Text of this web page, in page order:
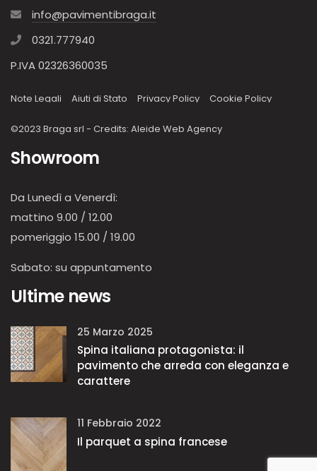
info@pavimentibraga.it
0321.777940
P.IVA 02326360035
Note Legali Aiuti di Stato Privacy Policy Cookie Policy
©2023 Braga srl - Credits: Aleide Web Agency
Showroom
Da Lunedì a Venerdì:
mattino 9.00 / 12.00
pomeriggio 15.00 / 19.00
Sabato: su appuntamento
Ultime news
25 Marzo 2025
Spina italiana protagonista: il
pavimento che arreda con eleganza e
carattere
11 Febbraio 2022
Il parquet a spina francese